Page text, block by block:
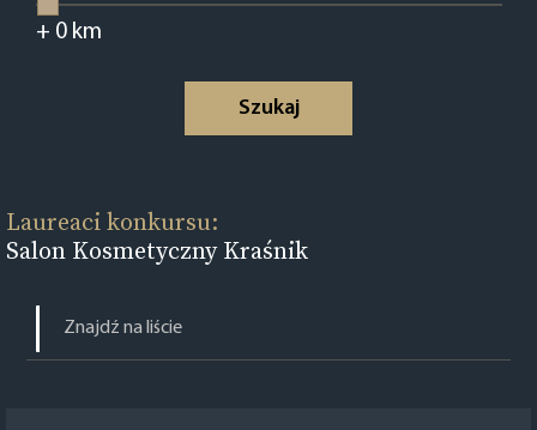
+ 0km
Szukaj
Laureaci konkursu:
Salon Kosmetyczny Kraśnik